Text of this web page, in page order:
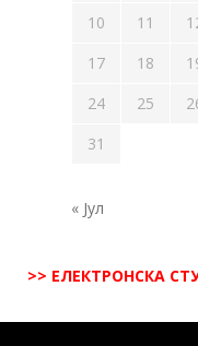
10
11
17
18
24
25
31
« Јул
>> ЕЛЕКТРОНСКА